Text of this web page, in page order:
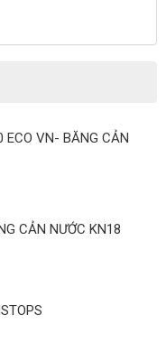
ECO VN- BĂNG CẢN
CẢN NƯỚC KN18